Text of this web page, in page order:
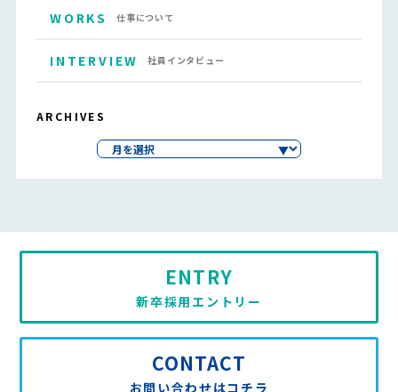
WORKS 仕事について
INTERVIEW 社員インタビュー
ARCHIVES
CONTACT
お問い合わせはコチラ
ENTRY
新卒採用エントリー